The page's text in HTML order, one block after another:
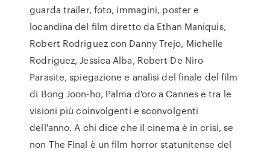
guarda trailer, foto, immagini, poster e
locandina del film diretto da Ethan Maniquis,
Robert Rodriguez con Danny Trejo, Michelle
Rodriguez, Jessica Alba, Robert De Niro
Parasite, spiegazione e analisi del finale del film
di Bong Joon-ho, Palma d'oro a Cannes e tra le
visioni più coinvolgenti e sconvolgenti
dell'anno. A chi dice che il cinema è in crisi, se
non The Final è un film horror statunitense del